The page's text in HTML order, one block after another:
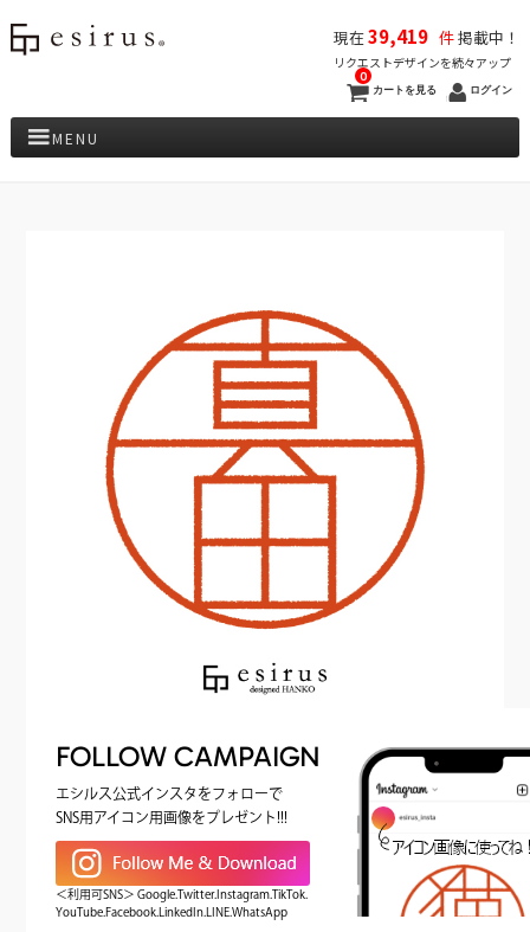
現在39,419 件掲載中！
リクエストデザインを続々アップ
カートを見る
0
ログイン
MENU
FOLLOW CAMPAIGN
エシルス公式インスタをフォローで
SNS用アイコン用画像をプレゼント!!!
＜利用可SNS＞ Google.Twitter.Instagram.TikTok.
YouTube.Facebook.LinkedIn.LINE.WhatsApp